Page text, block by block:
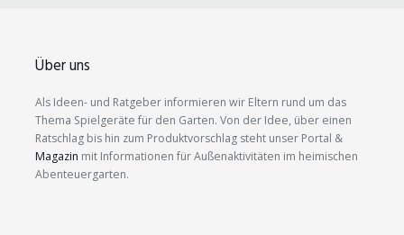
Über uns
Als Ideen- und Ratgeber informieren wir Eltern rund um das
Thema Spielgeräte für den Garten. Von der Idee, über einen
Ratschlag bis hin zum Produktvorschlag steht unser Portal &
Magazin mit Informationen für Außenaktivitäten im heimischen
Abenteuergarten.